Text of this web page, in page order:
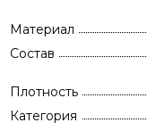
Материал
Состав
Плотность
Категория